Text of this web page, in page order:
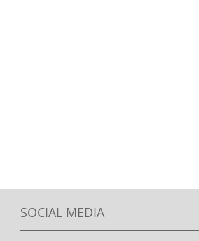
SOCIAL MEDIA